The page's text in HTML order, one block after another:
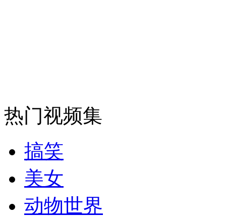
司机酒驾遇交警 急速倒车逃窜
热门视频集
搞笑
美女
动物世界